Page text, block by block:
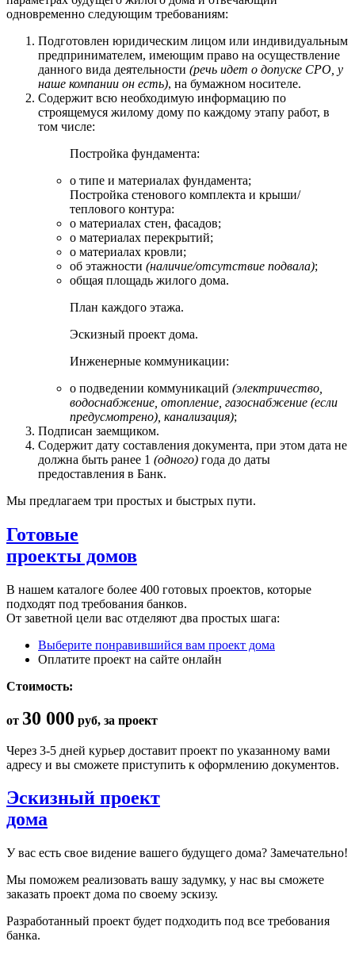
одновременно следующим требованиям:
Подготовлен юридическим лицом или индивидуальным
предпринимателем, имеющим право на осуществление
данного вида деятельности (речь идет о допуске СРО, у
наше компании он есть), на бумажном носителе.
Содержит всю необходимую информацию по
строящемуся жилому дому по каждому этапу работ, в
том числе:
Постройка фундамента:
о типе и материалах фундамента;
Постройка стенового комплекта и крыши/
теплового контура:
о материалах стен, фасадов;
о материалах перекрытий;
о материалах кровли;
об этажности (наличие/отсутствие подвала);
общая площадь жилого дома.
План каждого этажа.
Эскизный проект дома.
Инженерные коммуникации:
о подведении коммуникаций (электричество,
водоснабжение, отопление, газоснабжение (если
предусмотрено), канализация);
Подписан заемщиком.
Содержит дату составления документа, при этом дата не
должна быть ранее 1 (одного) года до даты
предоставления в Банк.
Мы предлагаем три простых и быстрых пути.
Готовые
проекты домов
В нашем каталоге более 400 готовых проектов, которые
подходят под требования банков.
От заветной цели вас отделяют два простых шага:
Выберите понравившийся вам проект дома
Оплатите проект на сайте онлайн
Стоимость:
от 30 000 руб, за проект
Через 3-5 дней курьер доставит проект по указанному вами
адресу и вы сможете приступить к оформлению документов.
Эскизный проект
дома
У вас есть свое видение вашего будущего дома? Замечательно!
Мы поможем реализовать вашу задумку, у нас вы сможете
заказать проект дома по своему эскизу.
Разработанный проект будет подходить под все требования
банка.